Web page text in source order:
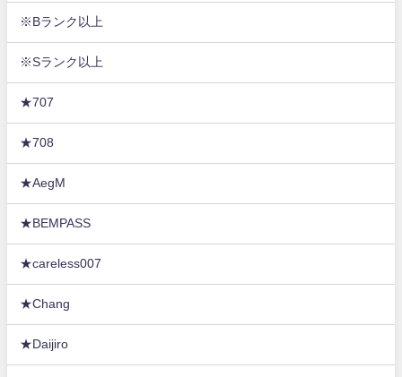
※Bランク以上
※Sランク以上
★707
★708
★AegM
★BEMPASS
★careless007
★Chang
★Daijiro